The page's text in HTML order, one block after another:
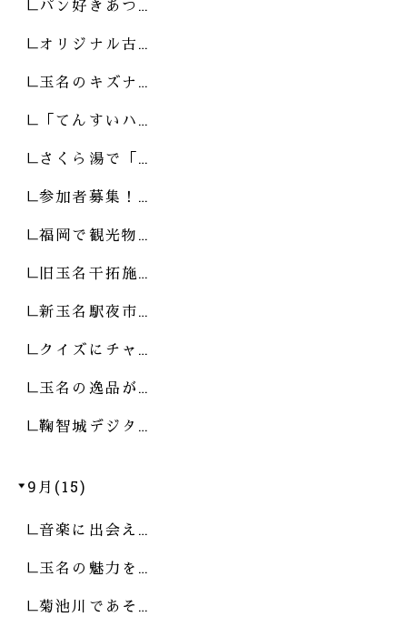
パン好きあつ…
オリジナル古…
玉名のキズナ…
「てんすいハ…
さくら湯で「…
参加者募集！…
福岡で観光物…
旧玉名干拓施…
新玉名駅夜市…
クイズにチャ…
玉名の逸品が…
鞠智城デジタ…
9月(15)
音楽に出会え…
玉名の魅力を…
菊池川であそ…